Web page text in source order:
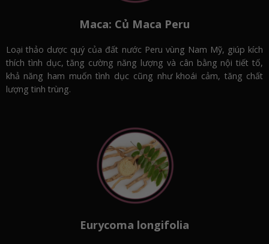
Maca: Củ Maca Peru
Loại thảo dược quý của đất nước Peru vùng Nam Mỹ, giúp kích
thích tình dục, tăng cường năng lượng và cân bằng nội tiết tố,
khả năng ham muốn tình dục cũng như khoái cảm, tăng chất
lượng tinh trùng.
Eurycoma longifolia